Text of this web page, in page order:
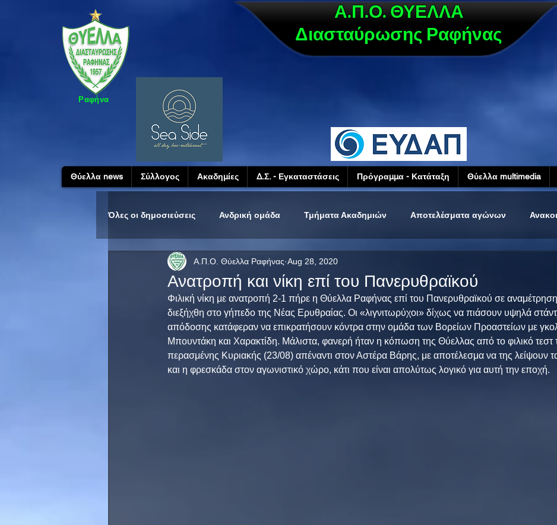
Ραφήνα
Α.Π.Ο. ΘΥΕΛΛΑ
Διασταύρωσης Ραφήνας
Θύελλα news Σύλλογος Ακαδημίες Δ.Σ. - Εγκαταστάσεις Πρόγραμμα - Κατάταξη Θύελλα multimedia
Όλες οι δημοσιεύσεις Ανδρική ομάδα Τμήματα Ακαδημιών Αποτελέσματα αγώνων
Ανατροπή και νίκη επί του Πανερυθραϊκού
Α.Π.Ο. Θύελλα Ραφήνας Aug 28, 2020
Φιλική νίκη με ανατροπή 2-1 πήρε η Θύελλα Ραφήνας επί του Πανερυθραϊκού σε
διεξήχθη στο γήπεδο της Νέας Ερυθραίας. Οι «λιγνιτωρύχοι» δίχως να πιάσουν υψηλά
απόδοσης κατάφεραν να επικρατήσουν κόντρα στην ομάδα των Βορείων Προαστείων με
Μπουντάκη και Χαρακτίδη. Μάλιστα, φανερή ήταν η κόπωση της Θύελλας από το φιλικό τεστ
περασμένης Κυριακής (23/08) απέναντι στον Αστέρα Βάρης, με αποτέλεσμα να της λείψουν
και η φρεσκάδα στον αγωνιστικό χώρο, κάτι που είναι απολύτως λογικό για αυτή την εποχή.